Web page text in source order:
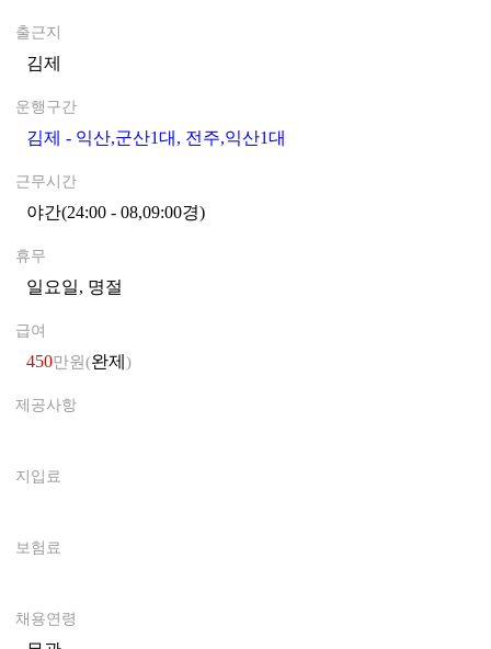
출근지
김제
운행구간
김제 - 익산,군산1대, 전주,익산1대
근무시간
야간(24:00 - 08,09:00경)0
휴무
일요일, 명절
급여
450만원(완제 )
제공사항
지입료
보험료
채용연령